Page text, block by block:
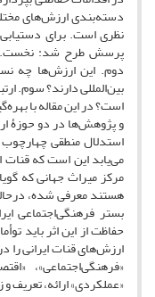
دسته‌بندی ارزش‌های
نظری است. برای
پرسش طرح شد: نخست.
دوم. این ارزش‌ها چه
بین‌المللی دارند؟ سوم.
است؟ در این مقاله با
و پژوهش‌ها در دو حوزۀ‌
استدلال منطقی
می‌یابد این است که قنات
مرکز میراث جهانی که
هستند معرفی شده،
بستر فرهنگی‌اجتماعی
حفاظت از این اثر باید
ارزش‌های قنات ایرانی
«فرهنگی‌اجتماعی»،
«عملکردی» ارائه، تعریف